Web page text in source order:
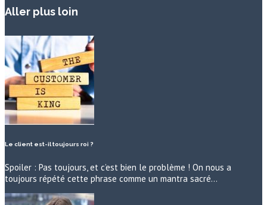
Aller plus loin
Le client est-il toujours roi ?
Spoiler : Pas toujours, et c’est bien le problème ! On nous a
toujours répété cette phrase comme un mantra sacré…